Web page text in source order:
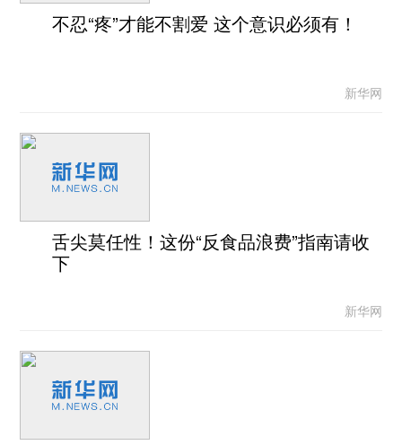
不忍“疼”才能不割爱 这个意识必须有！
新华网
舌尖莫任性！这份“反食品浪费”指南请收
下
新华网